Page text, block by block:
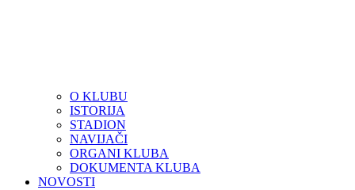
O KLUBU
ISTORIJA
STADION
NAVIJAČI
ORGANI KLUBA
DOKUMENTA KLUBA
NOVOSTI